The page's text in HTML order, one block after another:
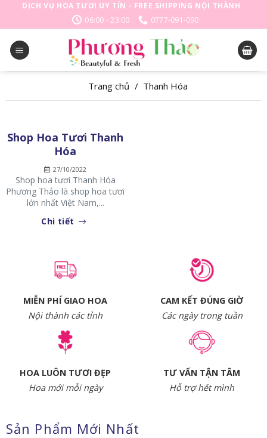
DỊCH VỤ HOA TƯƠI UY TÍN - FREE SHIPPING NỘI THÀNH
06:00 - 23:00
0777-091-090
Trang chủ / Thanh Hóa
Shop Hoa Tươi Thanh
Hóa
27/10/2022
Shop hoa tươi Thanh Hóa
Phương Thảo là shop hoa tươi
lớn nhất Việt Nam,...
Chi tiết
MIỄN PHÍ GIAO HOA
Nội thành các tỉnh
CAM KẾT ĐÚNG GIỜ
Các ngày trong tuần
HOA LUÔN TƯƠI ĐẸP
Hoa mới mỗi ngày
TƯ VẤN TẬN TÂM
Hỗ trợ hết mình
Sản Phẩm Mới Nhất